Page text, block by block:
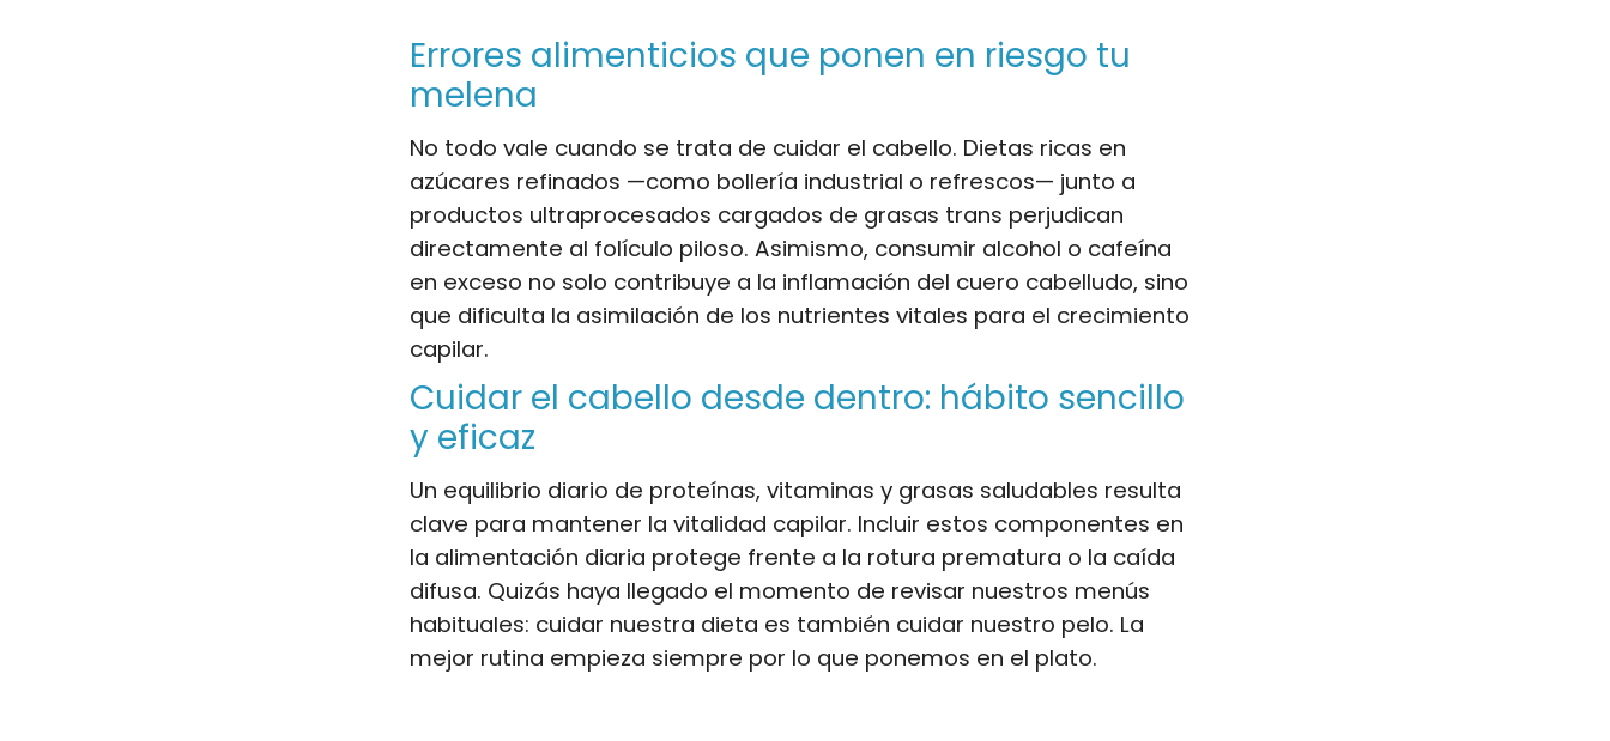
Errores alimenticios que ponen en riesgo tu
melena
No todo vale cuando se trata de cuidar el cabello. Dietas ricas en
azúcares refinados —como bollería industrial o refrescos— junto a
productos ultraprocesados cargados de grasas trans perjudican
directamente al folículo piloso. Asimismo, consumir alcohol o cafeína
en exceso no solo contribuye a la inflamación del cuero cabelludo, sino
que dificulta la asimilación de los nutrientes vitales para el crecimiento
capilar.
Cuidar el cabello desde dentro: hábito sencillo
y eficaz
Un equilibrio diario de proteínas, vitaminas y grasas saludables resulta
clave para mantener la vitalidad capilar. Incluir estos componentes en
la alimentación diaria protege frente a la rotura prematura o la caída
difusa. Quizás haya llegado el momento de revisar nuestros menús
habituales: cuidar nuestra dieta es también cuidar nuestro pelo. La
mejor rutina empieza siempre por lo que ponemos en el plato.